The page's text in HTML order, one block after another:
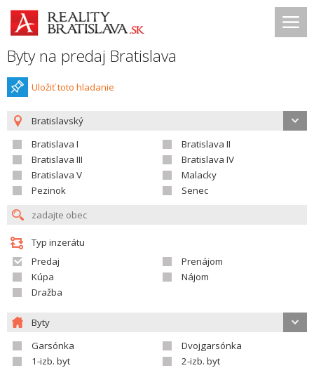
Byty na predaj Bratislava
Uložiť toto hladanie
Bratislavský
Bratislava I
Bratislava II
Bratislava III
Bratislava IV
Bratislava V
Malacky
Pezinok
Senec
Typ inzerátu
Predaj
Prenájom
Kúpa
Nájom
Dražba
Byty
Garsónka
Dvojgarsónka
1-izb. byt
2-izb. byt